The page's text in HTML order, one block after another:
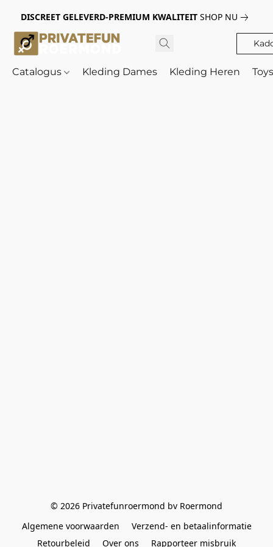
DISCREET GELEVERD-PREMIUM KWALITEIT SHOP NU
Catalogus Kleding Dames Kleding Heren
© 2026 Privatefunroermond bv Roermond
Algemene voorwaarden
Verzend- en betaalinformatie
Retourbeleid
Over ons Rapporteer misbruik